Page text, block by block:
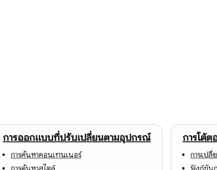
การออกแบบที่ปรับเปลี่ยนตามอุปกรณ์
การค้นหาคอนเทนเนอร์
การโต้ต
การเป